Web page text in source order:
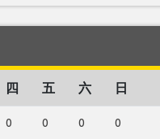
四 五 六 日
0 0 0 0